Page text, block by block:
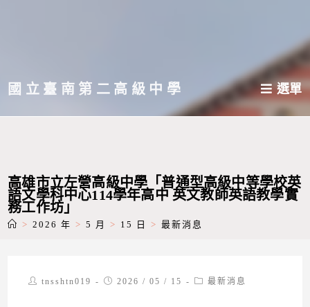
主國立臺南第二高級中學 選單
高雄市立左營高級中學「普通型高級中等學校英
語文學科中心114學年高中 英文教師英語教學實
務工作坊」
> 2026 年 > 5 月 > 15 日 > 最新消息
Posttnsshtn019
Post2026 / 05 / 15
Post最新消息